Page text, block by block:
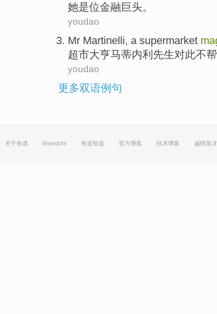
她是位金融巨头。
youdao
Mr Martinelli, a supermarket
超市大亨马蒂内利先生对此不
youdao
更多双语例句
关于有道 Investors 有道智选 官方博客 技术博客 诚聘英才